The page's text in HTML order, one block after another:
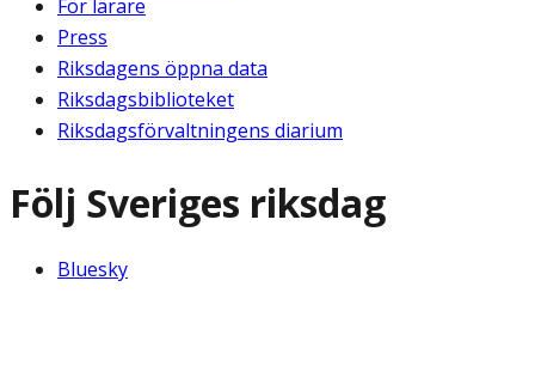
För lärare
Press
Riksdagens öppna data
Riksdagsbiblioteket
Riksdagsförvaltningens diarium
Följ Sveriges riksdag
Bluesky